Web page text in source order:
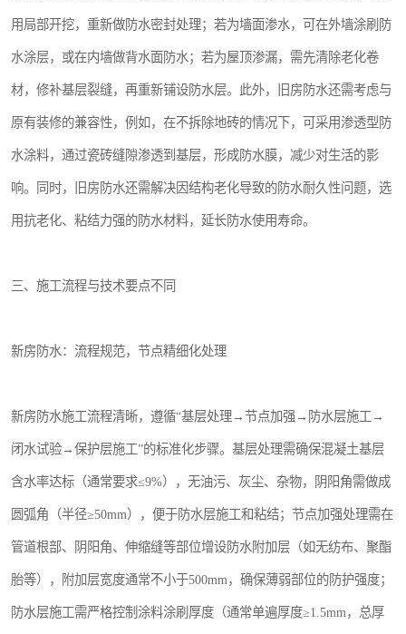
用局部开挖，重新做防水密封处理；若为墙面渗水，可在外墙涂刷防
水涂层，或在内墙做背水面防水；若为屋顶渗漏，需先清除老化卷
材，修补基层裂缝，再重新铺设防水层。此外，旧房防水还需考虑与
原有装修的兼容性，例如，在不拆除地砖的情况下，可采用渗透型防
水涂料，通过瓷砖缝隙渗透到基层，形成防水膜，减少对生活的影
响。同时，旧房防水还需解决因结构老化导致的防水耐久性问题，选
用抗老化、粘结力强的防水材料，延长防水使用寿命。
三、施工流程与技术要点不同
新房防水：流程规范，节点精细化处理
新房防水施工流程清晰，遵循“基层处理→节点加强→防水层施工→
闭水试验→保护层施工”的标准化步骤。基层处理需确保混凝土基层
含水率达标（通常要求≤9%），无油污、灰尘、杂物，阴阳角需做成
圆弧角（半径≥50mm），便于防水层施工和粘结；节点加强处理需在
管道根部、阴阳角、伸缩缝等部位增设防水附加层（如无纺布、聚酯
胎等），附加层宽度通常不小于500mm，确保薄弱部位的防护强度；
防水层施工需严格控制涂料涂刷厚度（通常单遍厚度≥1.5mm，总厚